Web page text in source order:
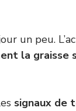
un peu.
la graisse
signaux de